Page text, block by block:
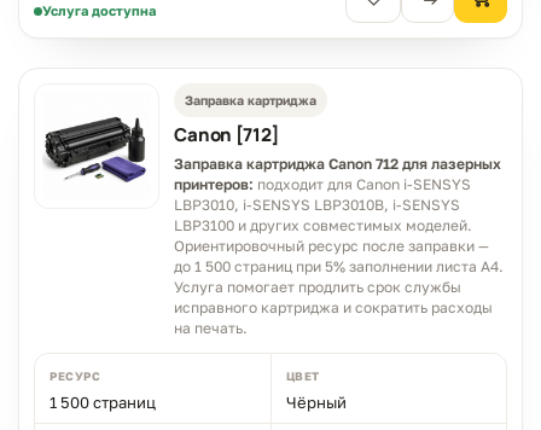
Услуга доступна
Заправка картриджа
Canon [712]
Заправка картриджа Canon 712 для лазерных
принтеров: подходит для Canon i-SENSYS
LBP3010, i-SENSYS LBP3010B, i-SENSYS
LBP3100 и других совместимых моделей.
Ориентировочный ресурс после заправки —
до 1 500 страниц при 5% заполнении листа A4.
Услуга помогает продлить срок службы
исправного картриджа и сократить расходы
на печать.
РЕСУРС
1 500 страниц
ЦВЕТ
Чёрный